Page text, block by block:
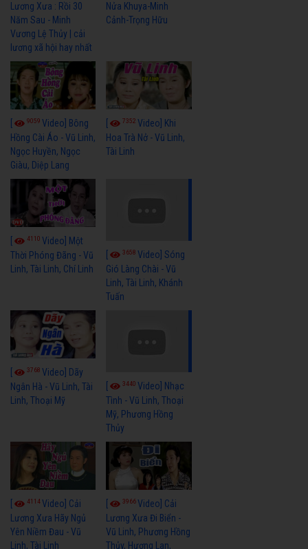
Lương Xưa : Rồi 30
Năm Sau - Minh
Vương Lệ Thủy | cải
lương xã hội hay nhất
Nửa Khuya-Minh
Cảnh-Trọng Hữu
9059 Video] Bông
Hồng Cài Áo - Vũ Linh,
Ngọc Huyền, Ngọc
Giàu, Diệp Lang
7352Video] Khi
Hoa Trà Nở - Vũ Linh,
Tài Linh
4110 Video] Một
Thời Phóng Đãng - Vũ
Linh, Tài Linh, Chí Linh
3658Video] Sóng
Gió Làng Chài - Vũ
Linh, Tài Linh, Khánh
Tuấn
3768 Video] Dãy
Ngân Hà - Vũ Linh, Tài
Linh, Thoại Mỹ
3440Video] Nhạc
Tình - Vũ Linh, Thoại
Mỹ, Phương Hồng
Thủy
4114Video] Cải
Lương Xưa Hãy Ngủ
Yên Niềm Đau - Vũ
Linh, Tài Linh
3966Video] Cải
Lương Xưa Đi Biển -
Vũ Linh, Phương Hồng
Thủy, Hương Lan,